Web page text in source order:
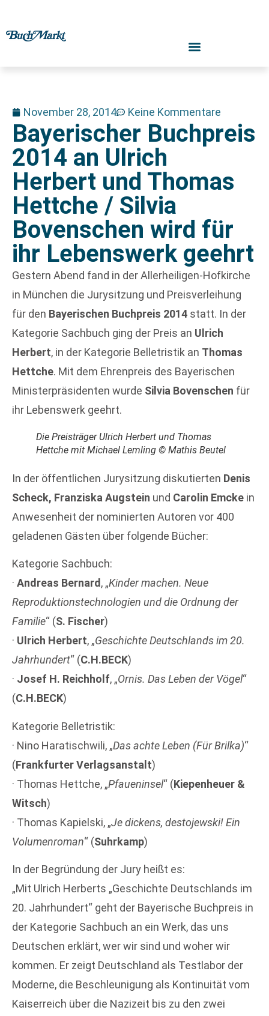
November 28, 2014 Keine Kommentare
Bayerischer Buchpreis
2014 an Ulrich
Herbert und Thomas
Hettche / Silvia
Bovenschen wird für
ihr Lebenswerk geehrt
Gestern Abend fand in der Allerheiligen-Hofkirche
in München die Jurysitzung und Preisverleihung
für den Bayerischen Buchpreis 2014 statt. In der
Kategorie Sachbuch ging der Preis an Ulrich
Herbert, in der Kategorie Belletristik an Thomas
Hettche. Mit dem Ehrenpreis des Bayerischen
Ministerpräsidenten wurde Silvia Bovenschen für
ihr Lebenswerk geehrt.
Die Preisträger Ulrich Herbert und Thomas
Hettche mit Michael Lemling © Mathis Beutel
In der öffentlichen Jurysitzung diskutierten Denis
Scheck, Franziska Augstein und Carolin Emcke in
Anwesenheit der nominierten Autoren vor 400
geladenen Gästen über folgende Bücher:
Kategorie Sachbuch:
· Andreas Bernard, „Kinder machen. Neue
Reproduktionstechnologien und die Ordnung der
Familie“ (S. Fischer)
· Ulrich Herbert, „Geschichte Deutschlands im 20.
Jahrhundert“ (C.H.BECK)
· Josef H. Reichholf, „Ornis. Das Leben der Vögel“
(C.H.BECK)
Kategorie Belletristik:
· Nino Haratischwili, „Das achte Leben (Für Brilka)“
(Frankfurter Verlagsanstalt)
· Thomas Hettche, „Pfaueninsel“ (Kiepenheuer &
Witsch)
· Thomas Kapielski, „Je dickens, destojewski! Ein
Volumenroman“ (Suhrkamp)
In der Begründung der Jury heißt es:
„Mit Ulrich Herberts „Geschichte Deutschlands im
20. Jahrhundert“ geht der Bayerische Buchpreis in
der Kategorie Sachbuch an ein Werk, das uns
Deutschen erklärt, wer wir sind und woher wir
kommen. Er zeigt Deutschland als Testlabor der
Moderne, die Beschleunigung als Kontinuität vom
Kaiserreich über die Nazizeit bis zu den zwei